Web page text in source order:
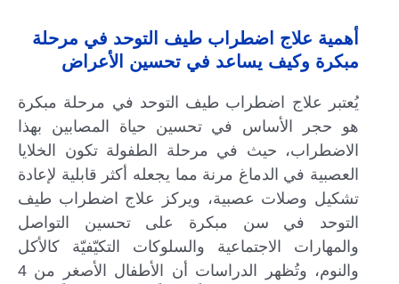
أهمية علاج اضطراب طيف التوحد في مرحلة
مبكرة وكيف يساعد في تحسين الأعراض
يُعتبر علاج اضطراب طيف التوحد في مرحلة مبكرة
هو حجر الأساس في تحسين حياة المصابين بهذا
الاضطراب، حيث في مرحلة الطفولة تكون الخلايا
العصبية في الدماغ مرنة مما يجعله أكثر قابلية لإعادة
تشكيل وصلات عصبية، ويركز علاج اضطراب طيف
التوحد في سن مبكرة على تحسين التواصل
والمهارات الاجتماعية والسلوكات التكيّفيّة كالأكل
والنوم، وتُظهر الدراسات أن الأطفال الأصغر من 4